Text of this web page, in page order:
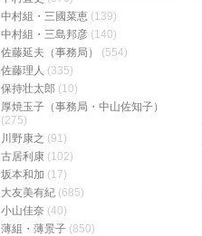
中村組・三國菜恵 (139)
中村組・三島邦彦 (140)
佐藤延夫（事務局）
(554)
佐藤理人 (335)
保持壮太郎 (10)
厚焼玉子（事務局・中山佐知子）
(275)
川野康之 (91)
古居利康 (102)
坂本和加 (17)
大友美有紀 (685)
小山佳奈 (40)
薄組・薄景子 (850)